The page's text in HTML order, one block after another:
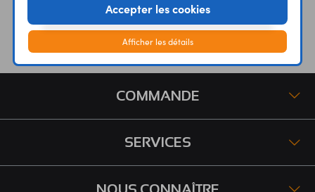
COMMANDE
SERVICES
NOUS CONNAÎTRE
Accepter les cookies
Afficher les détails